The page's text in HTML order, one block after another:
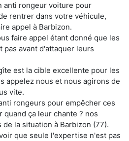
anti rongeur voiture pour
rentrer dans votre véhicule,
appel à Barbizon.
faire appel étant donné que les
avant d'attaquer leurs
est la cible excellente pour les
appelez nous et nous agirons de
vite.
rongeurs pour empêcher ces
quand ça leur chante ? nos
la situation à Barbizon (77).
que seule l'expertise n'est pas